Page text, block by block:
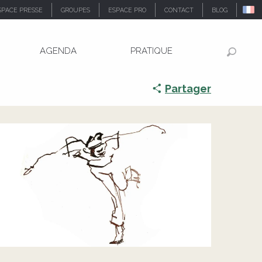
PRESSE GROUPES ESPACE PRO CONTACT BLOG
AGENDA PRATIQUE
Partager